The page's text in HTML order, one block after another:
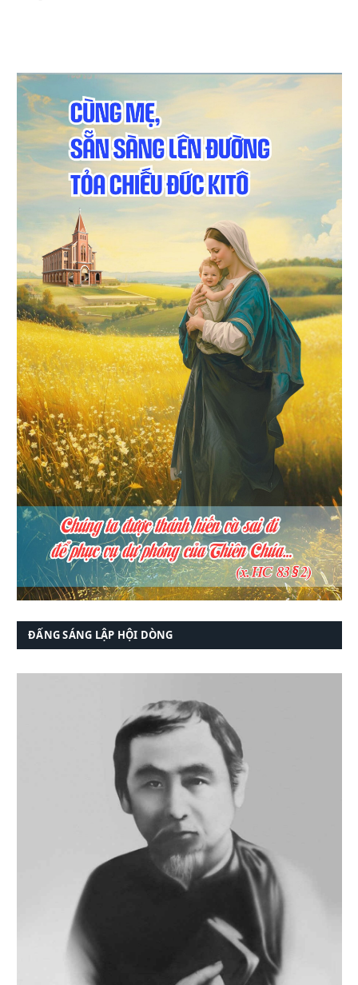
ĐẤNG SÁNG LẬP HỘI DÒNG